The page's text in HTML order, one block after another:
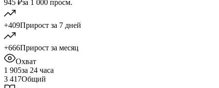
945 ₽за 1 000 просм.
+409Прирост за 7 дней
+666Прирост за месяц
Охват
1 905за 24 часа
3 417Общий